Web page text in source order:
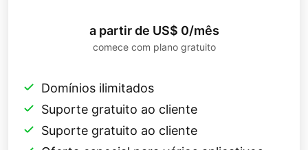
a partir de US$ 0/mês
comece com plano gratuito
Domínios ilimitados
Suporte gratuito ao cliente
Suporte gratuito ao cliente